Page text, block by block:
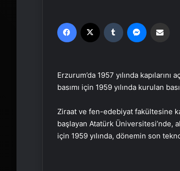
Facebook Tumblr
Erzurum’da 1957 yılında
basımı için 1959 yılında kurulan
Ziraat ve fen-edebiyat fakültesine
başlayan Atatürk Üniversitesi’nde,
için 1959 yılında, dönemin son